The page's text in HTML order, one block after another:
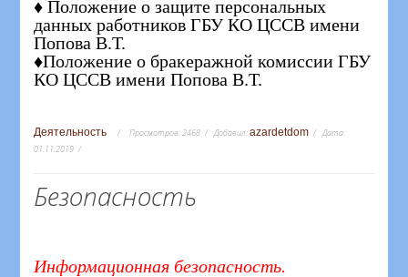
♦ Положение о защите персональных
данных работников ГБУ КО ЦССВ имени
Попова В.Т.
♦Положение о бракеражной комиссии ГБУ
КО ЦССВ имени Попова В.Т.
Деятельность Просмотров:2468 Добавил:azardetdom
Дата:
01.11.2019
Безопасность
Информационная безопасность.